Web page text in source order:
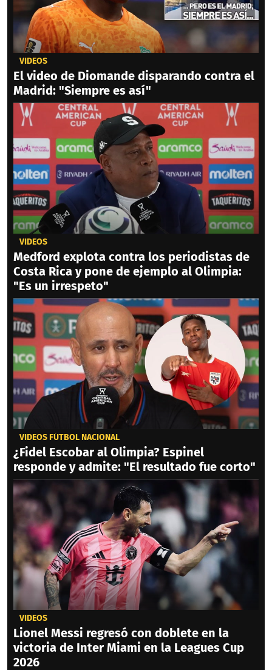
VIDEOS
El video de Diomande disparando contra el
Madrid: "Siempre es así"
VIDEOS
Medford explota contra los periodistas de
Costa Rica y pone de ejemplo al Olimpia:
"Es un irrespeto"
VIDEOS FÚTBOL NACIONAL
¿Fidel Escobar al Olimpia? Espinel
responde y admite: "El resultado fue corto"
VIDEOS
Lionel Messi regresó con doblete en la
victoria de Inter Miami en la Leagues Cup
2026